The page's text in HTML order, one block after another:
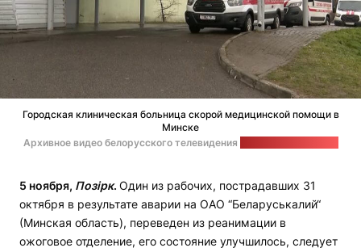
Городская клиническая больница скорой медицинской помощи в
Минске
Архивное видео белорусского телевидения
5 ноября, Позірк. Один из рабочих, пострадавших 31
октября в результате аварии на ОАО “Беларуськалий“
(Минская область), переведен из реанимации в
ожоговое отделение, его состояние улучшилось, следует